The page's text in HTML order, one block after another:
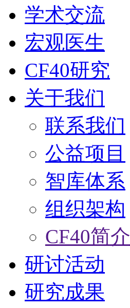
学术交流
宏观医生
CF40研究
关于我们
联系我们
公益项目
智库体系
组织架构
CF40简介
研讨活动
研究成果